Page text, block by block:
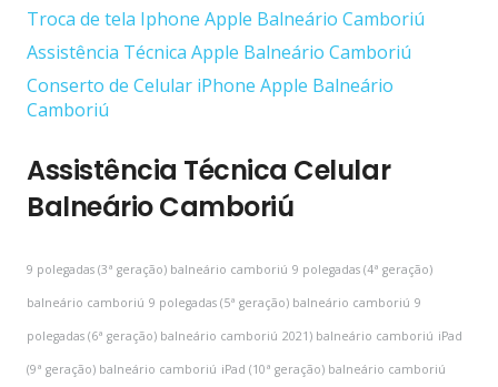
Troca de tela Iphone Apple Balneário Camboriú
Assistência Técnica Apple Balneário Camboriú
Conserto de Celular iPhone Apple Balneário
Camboriú
Assistência Técnica Celular
Balneário Camboriú
9 polegadas (3ª geração) balneário camboriú 9 polegadas (4ª geração)
balneário camboriú 9 polegadas (5ª geração) balneário camboriú 9
polegadas (6ª geração) balneário camboriú 2021) balneário camboriú iPad
(9ª geração) balneário camboriú iPad (10ª geração) balneário camboriú